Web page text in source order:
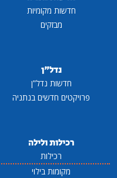
חדשות מקומיות
מבזקים
נדל"ן
חדשות נדל"ן
פרויקטים חדשים בנתניה
רכילות ולילה
רכילות
מקומות בילוי